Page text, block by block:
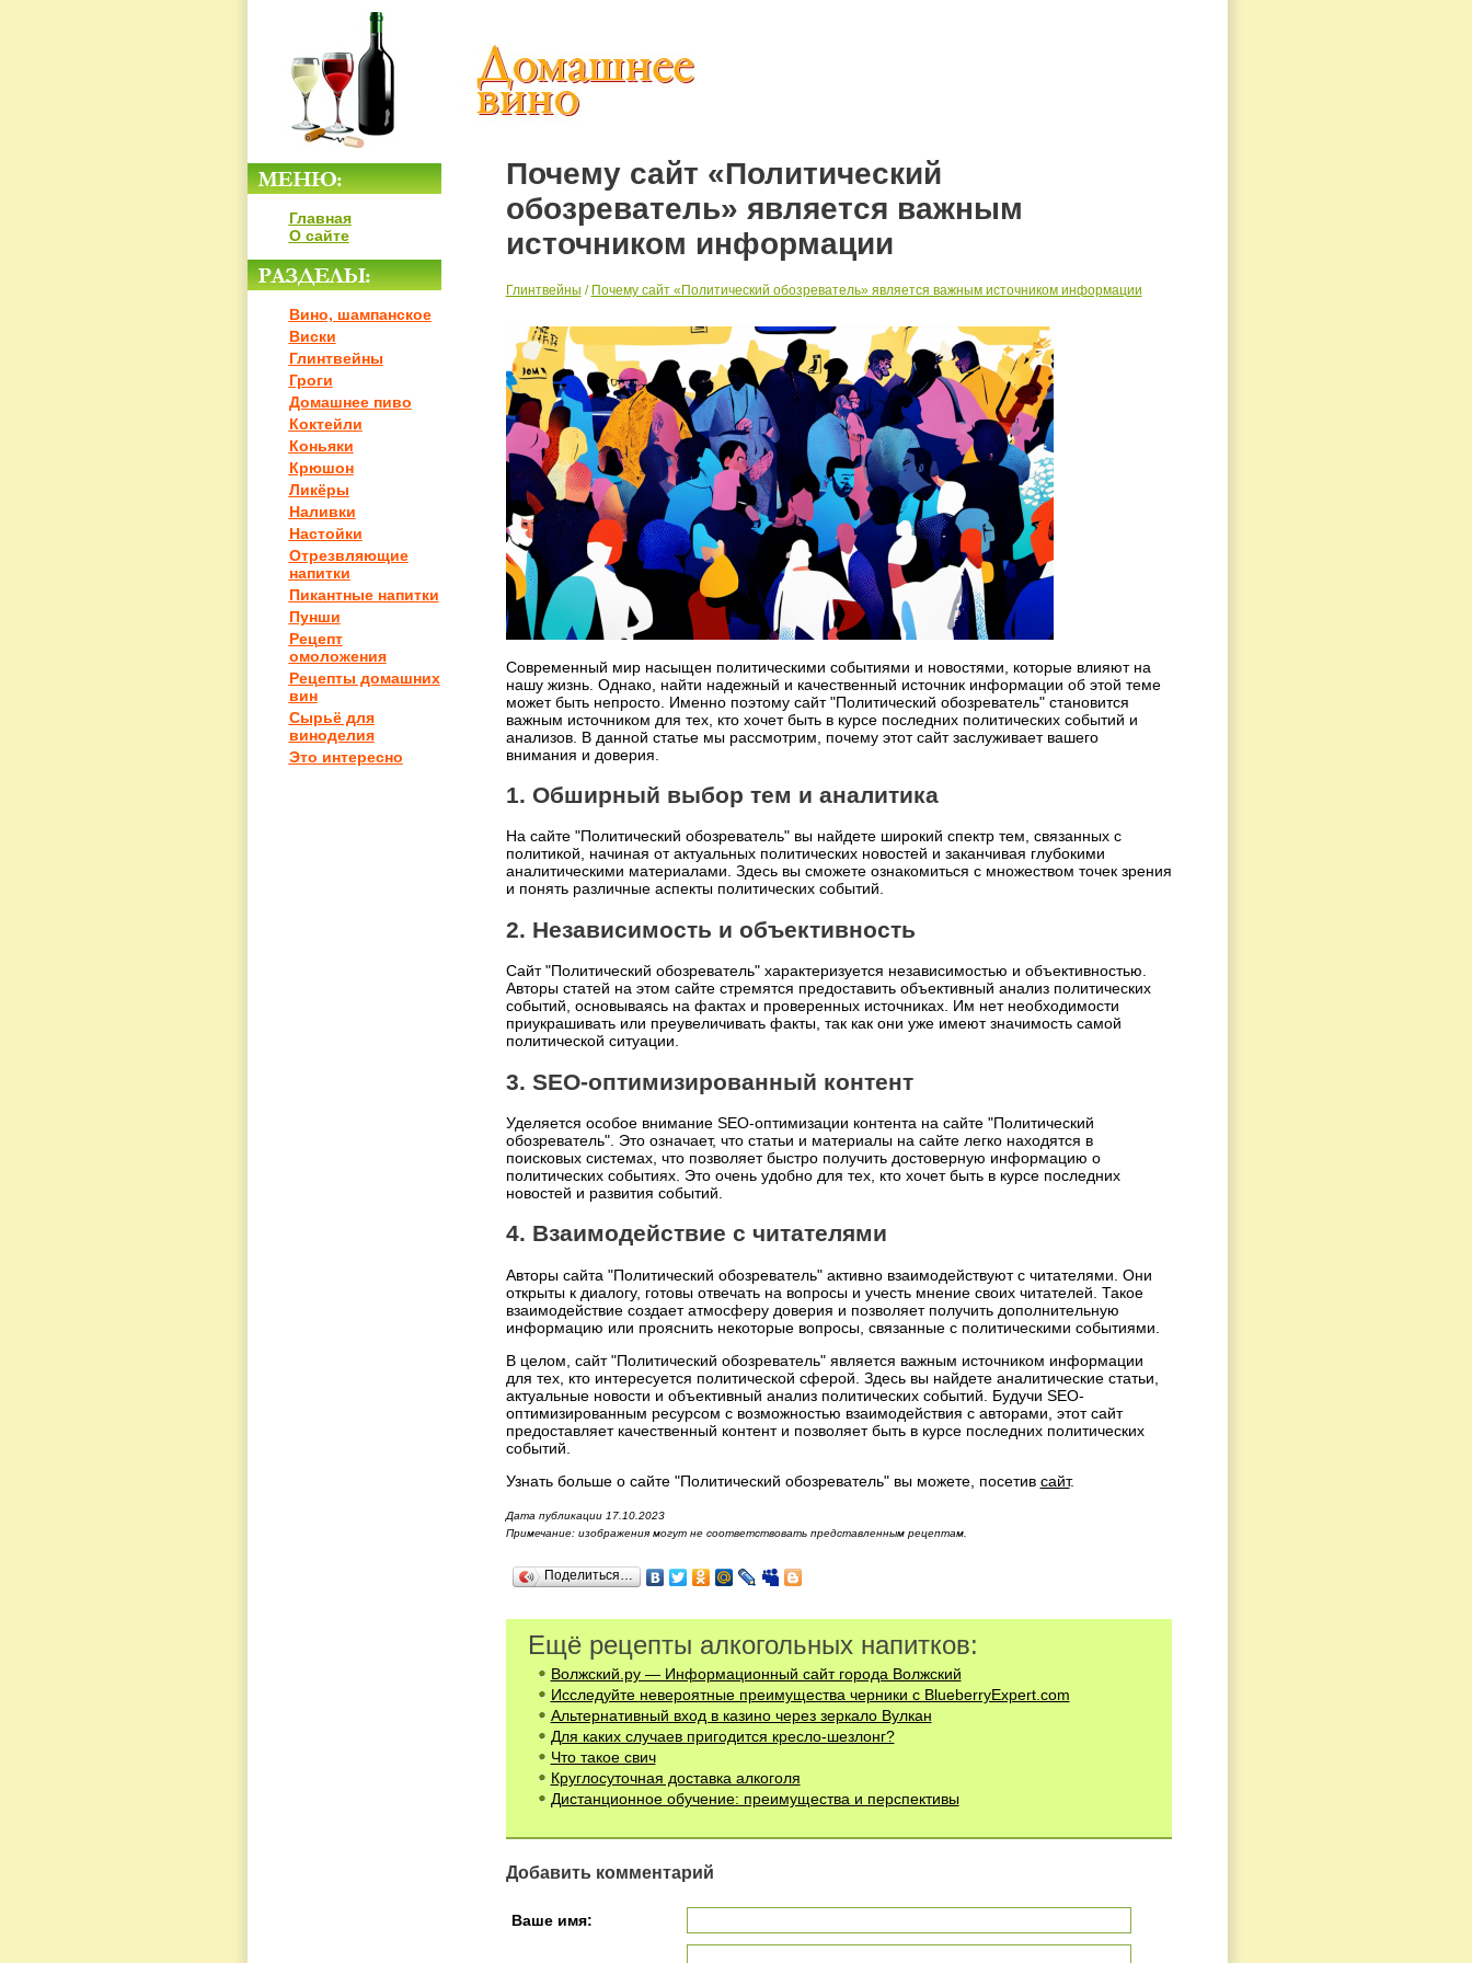
Главная
О сайте
Вино, шампанское
Виски
Глинтвейны
Гроги
Домашнее пиво
Коктейли
Коньяки
Крюшон
Ликёры
Наливки
Настойки
Отрезвляющие
напитки
Пикантные напитки
Пунши
Рецепт
омоложения
Рецепты домашних
вин
Сырьё для
виноделия
Это интересно
Почему сайт «Политический
обозреватель» является важным
источником информации
Глинтвейны / Почему сайт «Политический обозреватель» является важным источником информации
Современный мир насыщен политическими событиями и новостями, которые влияют на
нашу жизнь. Однако, найти надежный и качественный источник информации об этой теме
может быть непросто. Именно поэтому сайт "Политический обозреватель" становится
важным источником для тех, кто хочет быть в курсе последних политических событий и
анализов. В данной статье мы рассмотрим, почему этот сайт заслуживает вашего
внимания и доверия.
1. Обширный выбор тем и аналитика
На сайте "Политический обозреватель" вы найдете широкий спектр тем, связанных с
политикой, начиная от актуальных политических новостей и заканчивая глубокими
аналитическими материалами. Здесь вы сможете ознакомиться с множеством точек зрения
и понять различные аспекты политических событий.
2. Независимость и объективность
Сайт "Политический обозреватель" характеризуется независимостью и объективностью.
Авторы статей на этом сайте стремятся предоставить объективный анализ политических
событий, основываясь на фактах и проверенных источниках. Им нет необходимости
приукрашивать или преувеличивать факты, так как они уже имеют значимость самой
политической ситуации.
3. SEO-оптимизированный контент
Уделяется особое внимание SEO-оптимизации контента на сайте "Политический
обозреватель". Это означает, что статьи и материалы на сайте легко находятся в
поисковых системах, что позволяет быстро получить достоверную информацию о
политических событиях. Это очень удобно для тех, кто хочет быть в курсе последних
новостей и развития событий.
4. Взаимодействие с читателями
Авторы сайта "Политический обозреватель" активно взаимодействуют с читателями. Они
открыты к диалогу, готовы отвечать на вопросы и учесть мнение своих читателей. Такое
взаимодействие создает атмосферу доверия и позволяет получить дополнительную
информацию или прояснить некоторые вопросы, связанные с политическими событиями.
В целом, сайт "Политический обозреватель" является важным источником информации
для тех, кто интересуется политической сферой. Здесь вы найдете аналитические статьи,
актуальные новости и объективный анализ политических событий. Будучи SEO-
оптимизированным ресурсом с возможностью взаимодействия с авторами, этот сайт
предоставляет качественный контент и позволяет быть в курсе последних политических
событий.
Узнать больше о сайте "Политический обозреватель" вы можете, посетив сайт.
Дата публикации 17.10.2023
Примечание: изображения могут не соответствовать представленным рецептам.
Поделиться…
Ещё рецепты алкогольных напитков:
Волжский.ру — Информационный сайт города Волжский
Исследуйте невероятные преимущества черники с BlueberryExpert.com
Альтернативный вход в казино через зеркало Вулкан
Для каких случаев пригодится кресло-шезлонг?
Что такое свич
Круглосуточная доставка алкоголя
Дистанционное обучение: преимущества и перспективы
Добавить комментарий
Ваше имя: